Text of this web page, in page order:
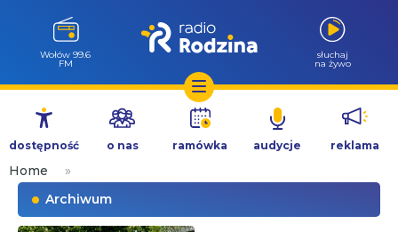
Przejdź
treści
Wołów 99.6
FM
słuchaj
na żywo
dostępność o nas ramówka audycje reklama
Home
»
Archiwum